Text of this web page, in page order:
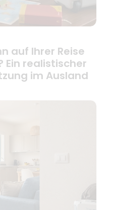
auf Ihrer Reise
realistischer
im Ausland